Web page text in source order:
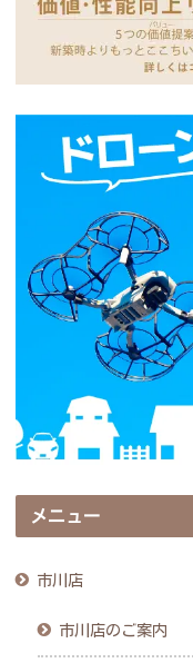
メニュー
市川店
市川店のご案内